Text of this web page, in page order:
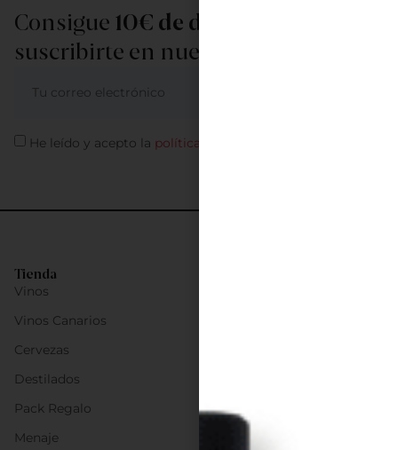
Tienda
Vinos
Vinos Canarios
Cervezas
Destilados
Pack Regalo
Menaje
Consigue 10€ de descuento
suscribirte en nuestra newsletter
He leído y acepto la política de privacidad